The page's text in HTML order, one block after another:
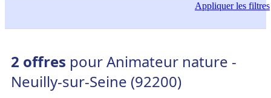
Appliquerles filtres
2 offres pour Animateur nature -
Neuilly-sur-Seine (92200)